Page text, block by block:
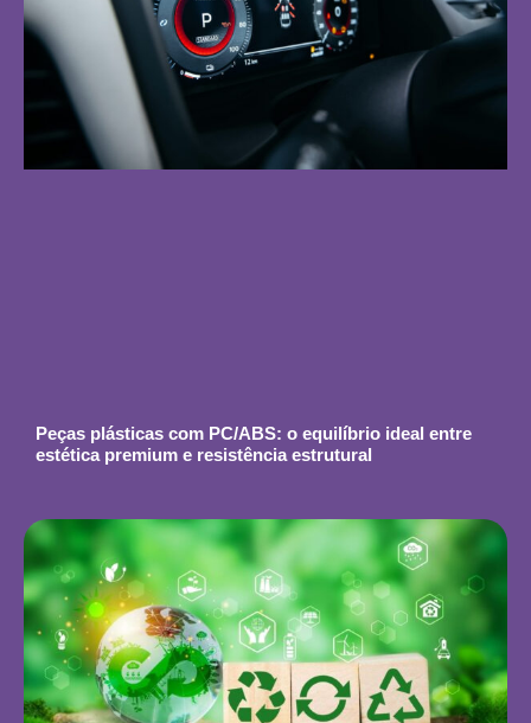
Peças plásticas com PC/ABS: o equilíbrio ideal entre
estética premium e resistência estrutural